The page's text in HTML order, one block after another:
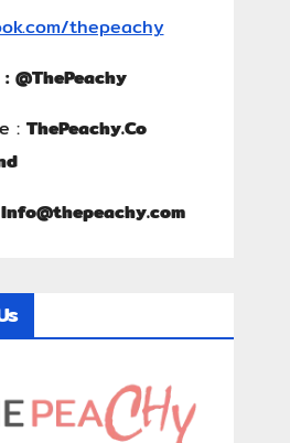
thepeachy
: @ThePeachy
: ThePeachy.Co
Info@thepeachy.com